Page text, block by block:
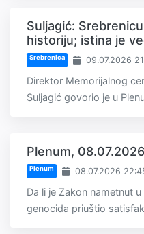
Suljagić:
historiju; istina je
Srebrenica 09.07.2026
Direktor Memorijalnog
Suljagić govorio je u
Plenum,
Plenum 08.07.2026
Da li je Zakon nametnut
genocida priuštio